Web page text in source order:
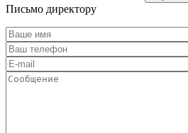
Письмо директору